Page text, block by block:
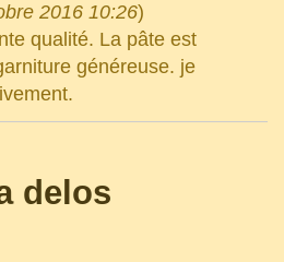
2016 10:26)
qualité. La pâte est
généreuse. je
delos